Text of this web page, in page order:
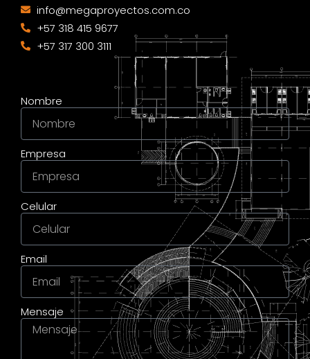
Nombre
Empresa
Celular
Email
Mensaje
info@megaproyectos.com.co
+57 318 415 9677
+57 317 300 3111